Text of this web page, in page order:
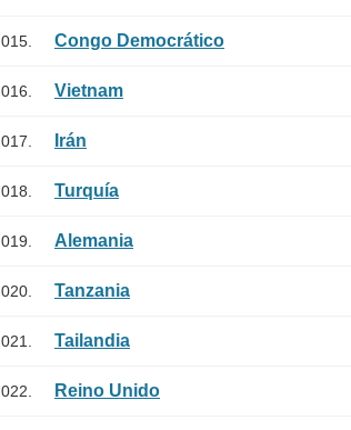
015. Congo Democrático
016. Vietnam
017. Irán
018. Turquía
019. Alemania
020. Tanzania
021. Tailandia
022. Reino Unido